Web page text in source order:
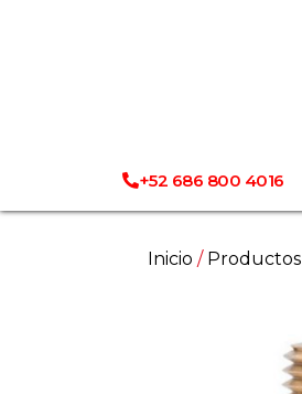
+52 686 800 4016
Inicio / Productos